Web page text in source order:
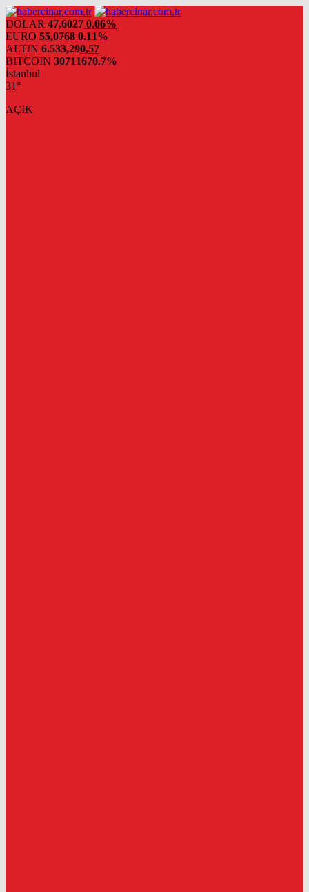
DOLAR 47,6027 0.06%
EURO 55,0768 0.11%
ALTIN 6.533,290,57
BITCOIN 30711670.7%
İstanbul
31°
AÇIK